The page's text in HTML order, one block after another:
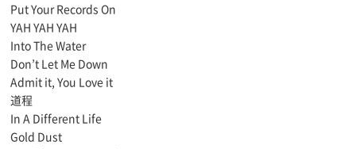
Put Your Records On
YAH YAH YAH
Into The Water
Don’t Let Me Down
Admit it, You Love it
道程
In A Different Life
Gold Dust